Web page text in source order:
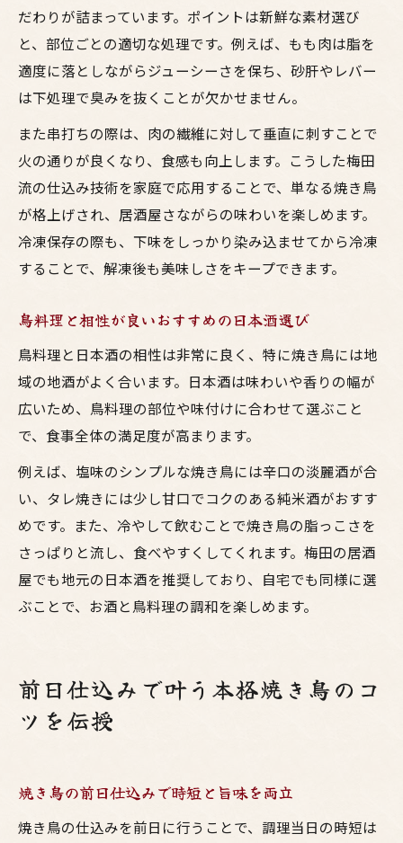
だわりが詰まっています。ポイントは新鮮な素材選び
と、部位ごとの適切な処理です。例えば、もも肉は脂を
適度に落としながらジューシーさを保ち、砂肝やレバー
は下処理で臭みを抜くことが欠かせません。
また串打ちの際は、肉の繊維に対して垂直に刺すことで
火の通りが良くなり、食感も向上します。こうした梅田
流の仕込み技術を家庭で応用することで、単なる焼き鳥
が格上げされ、居酒屋さながらの味わいを楽しめます。
冷凍保存の際も、下味をしっかり染み込ませてから冷凍
することで、解凍後も美味しさをキープできます。
鳥料理と相性が良いおすすめの日本酒選び
鳥料理と日本酒の相性は非常に良く、特に焼き鳥には地
域の地酒がよく合います。日本酒は味わいや香りの幅が
広いため、鳥料理の部位や味付けに合わせて選ぶこと
で、食事全体の満足度が高まります。
例えば、塩味のシンプルな焼き鳥には辛口の淡麗酒が合
い、タレ焼きには少し甘口でコクのある純米酒がおすす
めです。また、冷やして飲むことで焼き鳥の脂っこさを
さっぱりと流し、食べやすくしてくれます。梅田の居酒
屋でも地元の日本酒を推奨しており、自宅でも同様に選
ぶことで、お酒と鳥料理の調和を楽しめます。
前日仕込みで叶う本格焼き鳥のコ
ツを伝授
焼き鳥の前日仕込みで時短と旨味を両立
焼き鳥の仕込みを前日に行うことで、調理当日の時短は